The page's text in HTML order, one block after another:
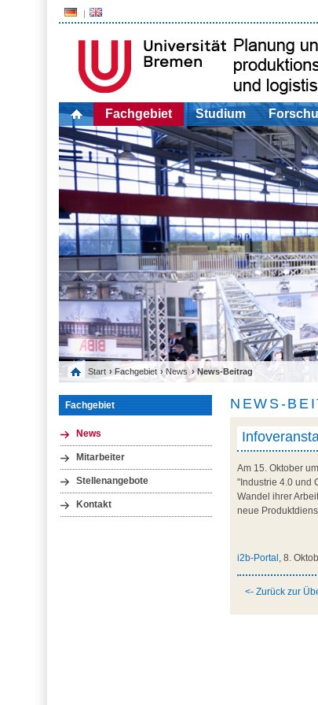
Fachgebiet Studium
Start › Fachgebiet ›News › News-Beitrag
Fachgebiet
News
Mitarbeiter
Stellenangebote
Kontakt
NEWS-
Am 15. Oktober
"Industrie 4.0 und
Wandel ihrer
neue
i2b-Portal , 8.
<- Zurück zur